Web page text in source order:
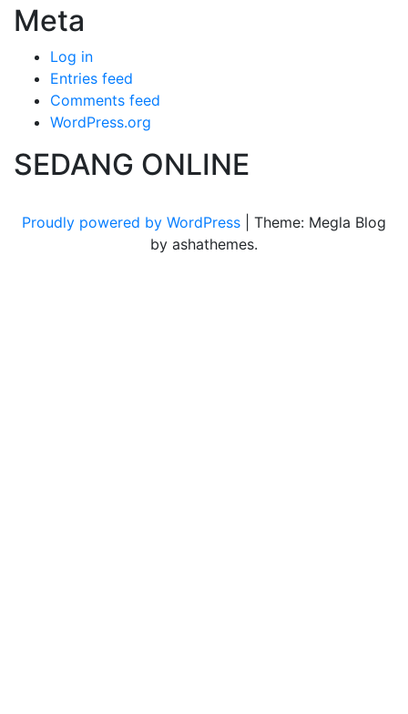
Meta
Log in
Entries feed
Comments feed
WordPress.org
SEDANG ONLINE
Proudly powered by WordPress
Theme: Megla Blog
by ashathemes.